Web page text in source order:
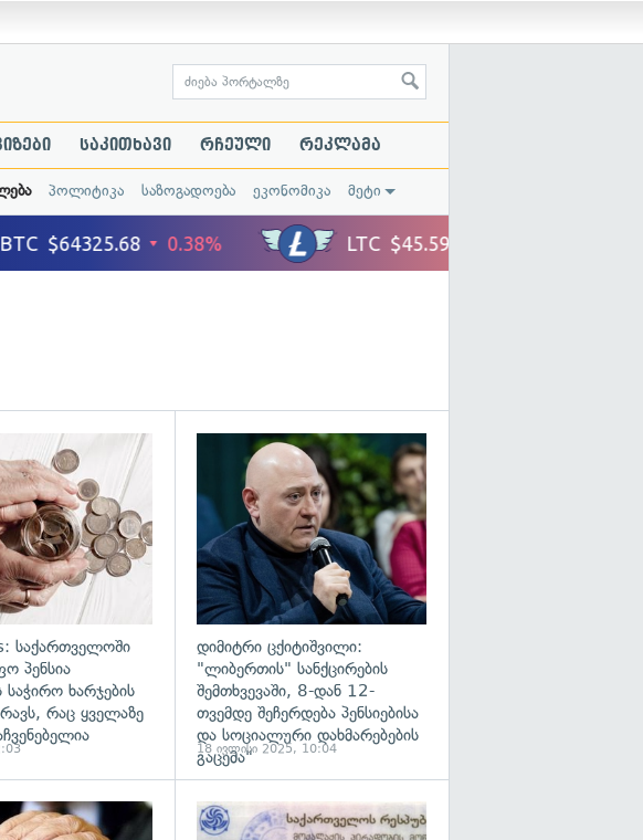
საკითხავი რჩეული რეკლამა
პოლიტიკა საზოგადოება ეკონომიკა მეტი
გადახედვა
საქართველოში
პენსია
საჭირო ხარჯების
რაც ყველაზე
დიმიტრი ცქიტიშვილი:
"ლიბერთის" სანქცირების
შემთხვევაში, 8-დან 12-
თვემდე შეჩერდება პენსიებისა
და სოციალური დახმარებების
გაცემა"
18 ივლისი 2025, 10:04
გადახედვა